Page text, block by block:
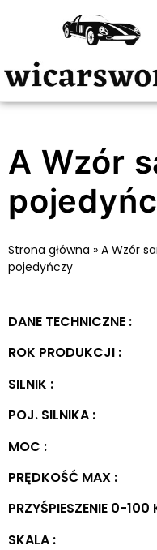
A Wzór
Strona główna » A Wzór
pojedyńczy
DANE TECHNICZNE :
ROK PRODUKCJI :
SILNIK :
POJ. SILNIKA :
MOC :
PRĘDKOŚĆ MAX :
PRZYŚPIESZENIE 0-100
SKALA :